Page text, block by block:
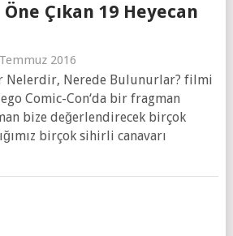
Çıkan 19 Heyecan
2016
Nelerdir, Nerede Bulunurlar? filmi
Comic-Con‘da bir fragman
bize değerlendirecek birçok
birçok sihirli canavarı